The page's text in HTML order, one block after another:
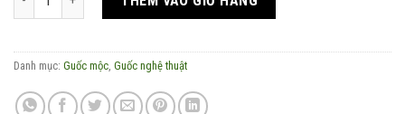
Danh mục: Guốc mộc, Guốc nghệ thuật